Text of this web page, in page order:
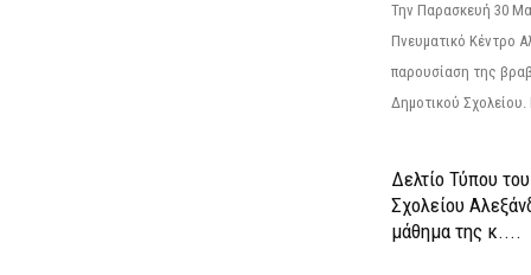
Την Παρασκευή 30
Πνευματικό Κέντρο
παρουσίαση της
Δημοτικού Σχολείου.
Δελτίο Τύπου
Σχολείου
μάθημα της κ....